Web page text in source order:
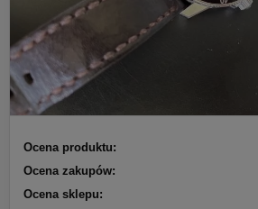
Ocena produktu:
Ocena zakupów:
Ocena sklepu: